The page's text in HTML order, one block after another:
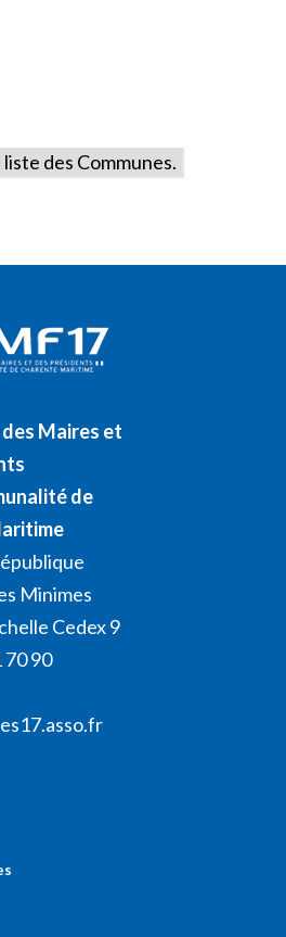
liste des Communes.
Maires et
de
Minimes
Cedex 9
70 90